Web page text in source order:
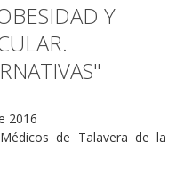
Y
2016
de Talavera de la